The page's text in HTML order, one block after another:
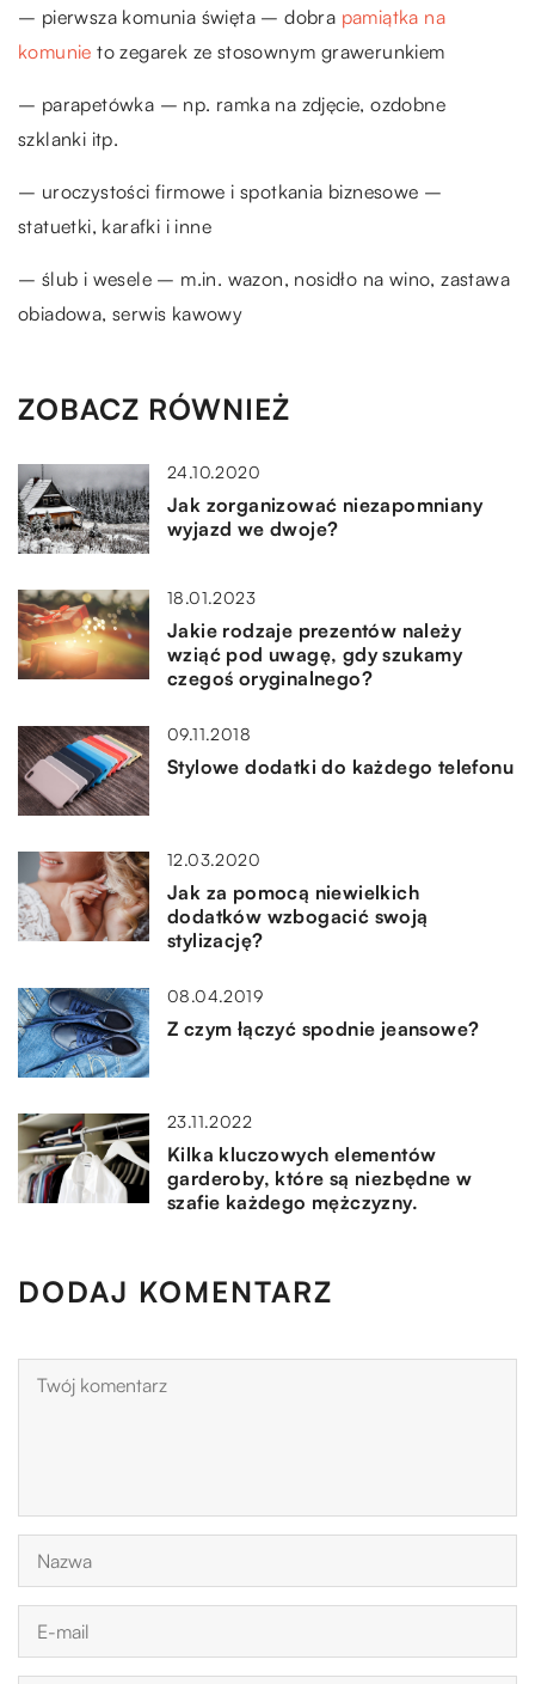
– pierwsza komunia święta – dobra pamiątka na
komunie to zegarek ze stosownym grawerunkiem
– parapetówka – np. ramka na zdjęcie, ozdobne
szklanki itp.
– uroczystości firmowe i spotkania biznesowe –
statuetki, karafki i inne
– ślub i wesele – m.in. wazon, nosidło na wino, zastawa
obiadowa, serwis kawowy
ZOBACZ RÓWNIEŻ
24.10.2020
Jak zorganizować niezapomniany
wyjazd we dwoje?
18.01.2023
Jakie rodzaje prezentów należy
wziąć pod uwagę, gdy szukamy
czegoś oryginalnego?
09.11.2018
Stylowe dodatki do każdego telefonu
12.03.2020
Jak za pomocą niewielkich
dodatków wzbogacić swoją
stylizację?
08.04.2019
Z czym łączyć spodnie jeansowe?
23.11.2022
Kilka kluczowych elementów
garderoby, które są niezbędne w
szafie każdego mężczyzny.
DODAJ KOMENTARZ